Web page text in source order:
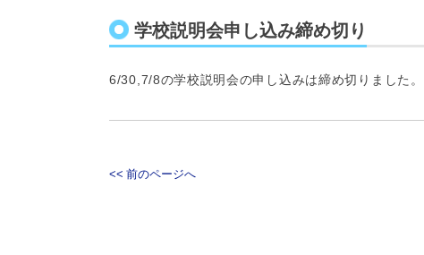
学校説明会申し込み締め切り
6/30,7/8の学校説明会の申し込みは締め切りました
<< 前のページへ